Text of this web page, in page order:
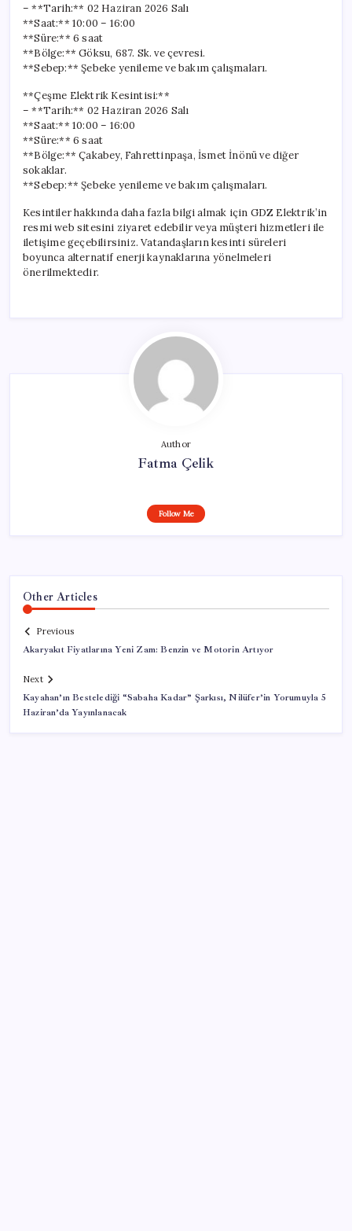
– **Tarih:** 02 Haziran 2026 Salı
**Saat:** 10:00 – 16:00
**Süre:** 6 saat
**Bölge:** Göksu, 687. Sk. ve çevresi.
**Sebep:** Şebeke yenileme ve bakım çalışmaları.
**Çeşme Elektrik Kesintisi:**
– **Tarih:** 02 Haziran 2026 Salı
**Saat:** 10:00 – 16:00
**Süre:** 6 saat
**Bölge:** Çakabey, Fahrettinpaşa, İsmet İnönü ve diğer
sokaklar.
**Sebep:** Şebeke yenileme ve bakım çalışmaları.
Kesintiler hakkında daha fazla bilgi almak için GDZ Elektrik’in
resmi web sitesini ziyaret edebilir veya müşteri hizmetleri ile
iletişime geçebilirsiniz. Vatandaşların kesinti süreleri
boyunca alternatif enerji kaynaklarına yönelmeleri
önerilmektedir.
Author
Fatma Çelik
Follow Me
Other Articles
Previous
Akaryakıt Fiyatlarına Yeni Zam: Benzin ve Motorin Artıyor
Next
Kayahan’ın Bestelediği “Sabaha Kadar” Şarkısı, Nilüfer’in Yorumuyla 5
Haziran’da Yayınlanacak